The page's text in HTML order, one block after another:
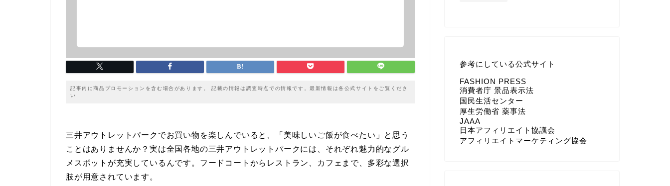
記事内に商品プロモーションを含む場合があります。 記載の情報は調査時点での情報です。最新情報は各公式サイトをご覧くださ
い
三井アウトレットパークでお買い物を楽しんでいると、「美味しいご飯が食べたい」と思う
ことはありませんか？実は全国各地の三井アウトレットパークには、それぞれ魅力的なグル
メスポットが充実しているんです。フードコートからレストラン、カフェまで、多彩な選択
肢が用意されています。
参考にしている公式サイト
FASHION PRESS
消費者庁 景品表示法
国民生活センター
厚生労働省 薬事法
JAAA
日本アフィリエイト協議会
アフィリエイトマーケティング協会